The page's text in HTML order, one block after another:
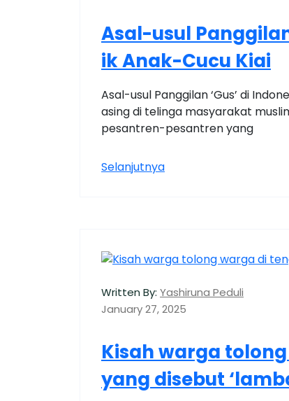
Asal-usul
ik Anak-Cucu Kiai
Asal-usul Panggilan ‘Gus’ di
asing di telinga masyarakat
pesantren-pesantren yang
Selanjutnya
Written By: Yashiruna Peduli
January 27, 2025
Kisah warga
yang disebut